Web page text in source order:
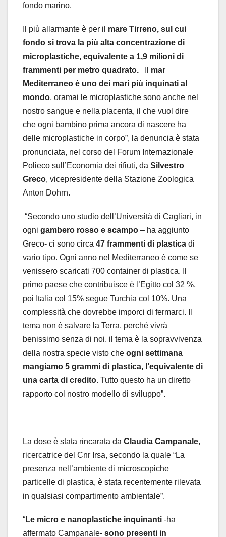
fondo marino.
Il più allarmante è per il mare Tirreno, sul cui
fondo si trova la più alta concentrazione di
microplastiche, equivalente a 1,9 milioni di
frammenti per metro quadrato.
mar
Mediterraneo è uno dei mari più inquinati al
mondo, oramai le microplastiche sono anche nel
nostro sangue e nella placenta, il che vuol dire
che ogni bambino prima ancora di nascere ha
delle microplastiche in corpo”, la denuncia è stata
pronunciata, nel corso del Forum Internazionale
Polieco sull’Economia dei rifiuti, da Silvestro
Greco, vicepresidente della Stazione Zoologica
Anton Dohrn.
“Secondo uno studio dell’Università di Cagliari, in
ogni gambero rosso e scampo – ha aggiunto
Greco- ci sono circa 47 frammenti di plastica di
vario tipo. Ogni anno nel Mediterraneo è come se
venissero scaricati 700 container di plastica. Il
primo paese che contribuisce è l’Egitto col 32 %,
poi Italia col 15% segue Turchia col 10%. Una
complessità che dovrebbe imporci di fermarci. Il
tema non è salvare la Terra, perché vivrà
benissimo senza di noi, il tema è la sopravvivenza
della nostra specie visto che ogni settimana
mangiamo 5 grammi di plastica, l’equivalente di
una carta di credito. Tutto questo ha un diretto
rapporto col nostro modello di sviluppo”.
La dose è stata rincarata da Claudia Campanale,
ricercatrice del Cnr Irsa, secondo la quale “La
presenza nell’ambiente di microscopiche
particelle di plastica, è stata recentemente rilevata
in qualsiasi compartimento ambientale”.
“Le micro e nanoplastiche inquinanti -ha
affermato Campanale- sono presenti in